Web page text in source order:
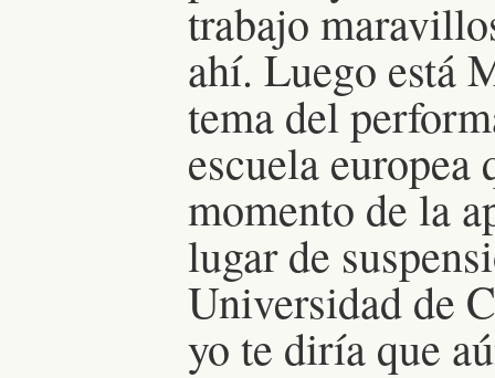
trabajo
ahí. Luego está
tema del
escuela europea
momento de la
lugar de
Universidad de
yo te diría que